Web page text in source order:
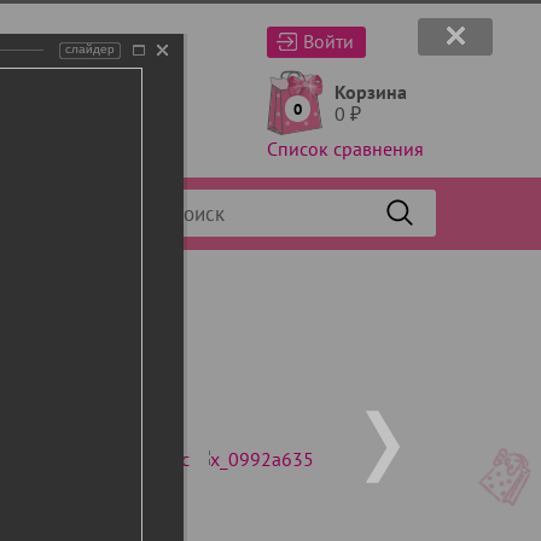
Войти
0
Корзина
0 ₽
Список сравнения
слайдер